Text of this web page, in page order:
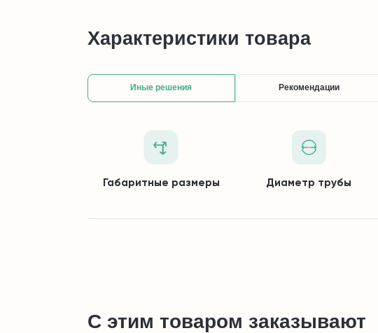
Характеристики товара
Иные решения Рекомендации
Габаритные размеры Диаметр трубы
С этим товаром заказывают